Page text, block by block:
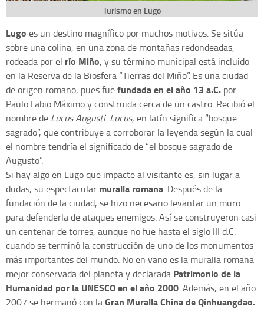
Turismo en Lugo
Lugo es un destino magnífico por muchos motivos. Se sitúa
sobre una colina, en una zona de montañas redondeadas,
rodeada por el río Miño, y su término municipal está incluido
en la Reserva de la Biosfera “Tierras del Miño”. Es una ciudad
de origen romano, pues fuefundada en el año 13 a.C. por
Paulo Fabio Máximo y construida cerca de un castro. Recibió el
nombre de Lucus Augusti. Lucus, en latín significa “bosque
sagrado”, que contribuye a corroborar la leyenda según la cual
el nombre tendría el significado de “el bosque sagrado de
Augusto”.
Si hay algo en Lugo que impacte al visitante es, sin lugar a
dudas, su espectacular muralla romana. Después de la
fundación de la ciudad, se hizo necesario levantar un muro
para defenderla de ataques enemigos. Así se construyeron casi
un centenar de torres, aunque no fue hasta el siglo III d.C.
cuando se terminó la construcción de uno de los monumentos
más importantes del mundo. No en vano es la muralla romana
mejor conservada del planeta y declarada Patrimonio de la
Humanidad por la UNESCO en el año 2000. Además, en el año
2007 se hermanó con laGran Muralla China de Qinhuangdao.